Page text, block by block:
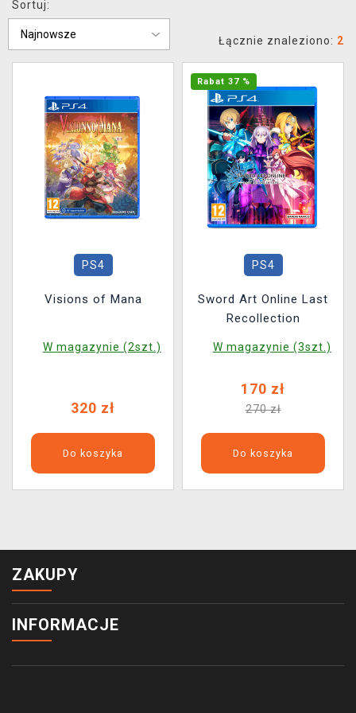
XZONE KLUB
Sortuj:
Łącznie znaleziono: 2
PS4
Visions of Mana
W magazynie (2szt.)
320 zł
Do koszyka
Rabat 37 %
PS4
Sword Art Online Last
Recollection
W magazynie (3szt.)
170 zł
270 zł
Do koszyka
ZAKUPY
INFORMACJE